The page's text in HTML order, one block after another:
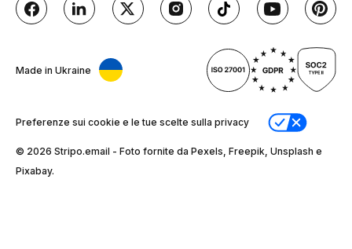
Made in Ukraine
Preferenze sui cookie e le tue scelte sulla privacy
© 2026 Stripо.email - Foto fornite da Pexels, Freepik, Unsplash e
Pixabay.